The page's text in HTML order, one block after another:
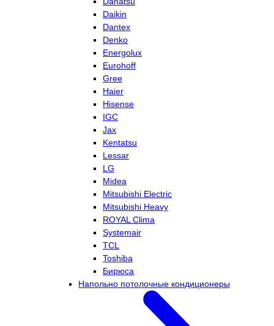
Daikin
Dantex
Denko
Energolux
Eurohoff
Gree
Haier
Hisense
IGC
Jax
Kentatsu
Lessar
LG
Midea
Mitsubishi Electric
Mitsubishi Heavy
ROYAL Clima
Systemair
TCL
Toshiba
Бирюса
Напольно потолочные кондиционеры